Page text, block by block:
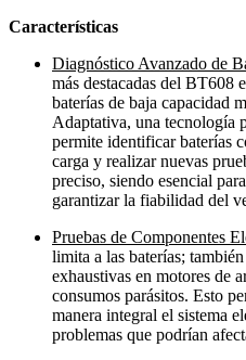
Características
Diagnóstico Avanzado de
más destacadas del BT608
baterías de baja capacidad
Adaptativa, una tecnología
permite identificar baterías
carga y realizar nuevas
preciso, siendo esencial
garantizar la fiabilidad del
Pruebas de Componentes
limita a las baterías;
exhaustivas en motores de
consumos parásitos. Esto
manera integral el sistema
problemas que podrían